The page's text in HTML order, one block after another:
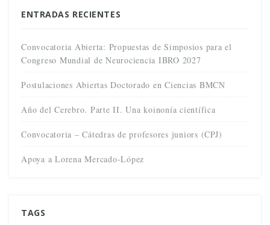
ENTRADAS RECIENTES
Convocatoria Abierta: Propuestas de Simposios para el
Congreso Mundial de Neurociencia IBRO 2027
Postulaciones Abiertas Doctorado en Ciencias BMCN
Año del Cerebro. Parte II. Una koinonía científica
Convocatoria – Cátedras de profesores juniors (CPJ)
Apoya a Lorena Mercado-López
TAGS